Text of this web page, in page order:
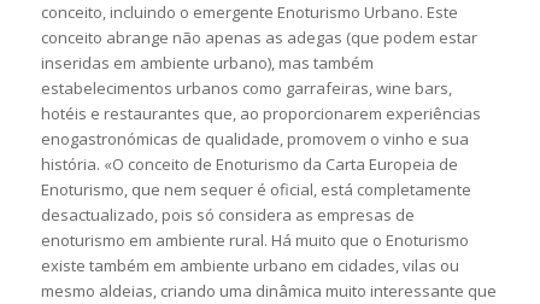
conceito, incluindo o emergente Enoturismo Urbano. Este
conceito abrange não apenas as adegas (que podem estar
inseridas em ambiente urbano), mas também
estabelecimentos urbanos como garrafeiras, wine bars,
hotéis e restaurantes que, ao proporcionarem experiências
enogastronómicas de qualidade, promovem o vinho e sua
história. «O conceito de Enoturismo da Carta Europeia de
Enoturismo, que nem sequer é oficial, está completamente
desactualizado, pois só considera as empresas de
enoturismo em ambiente rural. Há muito que o Enoturismo
existe também em ambiente urbano em cidades, vilas ou
mesmo aldeias, criando uma dinâmica muito interessante que